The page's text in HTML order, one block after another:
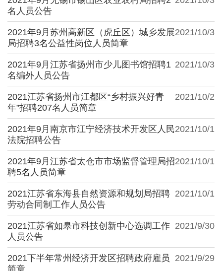
名人员公告
2021/10/3
2021年9月苏州高新区（虎丘区）城乡发展
局招聘3名公益性岗位人员简章
2021/10/3
2021年9月江苏省扬州市少儿图书馆招聘1
名编外人员公告
2021/10/2
2021江苏省扬州市江都区“乡村振兴好青
年”招聘207名人员简章
2021/10/1
2021年9月南京市江宁经济技术开发区人民
法院招聘公告
2021/10/1
2021年9月江苏省太仓市市场监督管理局招
聘5名人员简章
2021/10/1
2021江苏省东海县自然资源和规划局招聘
劳动合同制工作人员公告
2021/9/30
2021江苏省如皋市科技创新中心选调工作
人员公告
2021/9/29
2021下半年常州经济开发区招聘政府雇员
简章